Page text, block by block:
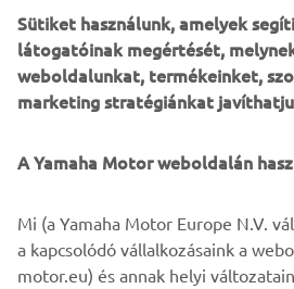
Tricity 155
ABS comes as standard, while for
there's a new parking brake similar
the top of the range TMAX - and to
and a new LED headlight.
that comes with the 3-wheel
easy-to-use Tricity 155 is the ideal
commuters who are new to the
Sütiket használunk, amelyek
látogatóinak megértését,
weboldalunkat, termékeinket,
marketing stratégiánkat
A Yamaha Motor weboldalán
Mi (a Yamaha Motor Europe N.V.
a kapcsolódó vállalkozásaink a
motor.eu) és annak helyi